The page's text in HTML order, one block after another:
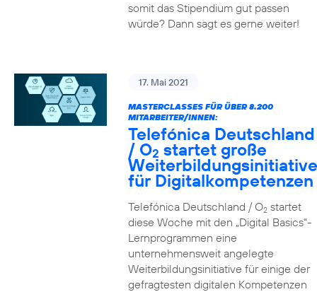
somit das Stipendium gut passen
würde? Dann sagt es gerne weiter!
17. Mai 2021
MASTERCLASSES FÜR ÜBER 8.200
MITARBEITER/INNEN:
Telefónica Deutschland
/ O2 startet große
Weiterbildungsinitiative
für Digitalkompetenzen
Telefónica Deutschland / O2startet
diese Woche mit den „Digital Basics“-
Lernprogrammen eine
unternehmensweit angelegte
Weiterbildungsinitiative für einige der
gefragtesten digitalen Kompetenzen